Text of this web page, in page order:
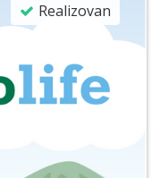
Realizovan